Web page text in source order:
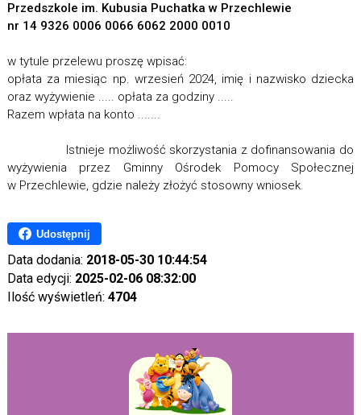
Przedszkole im. Kubusia Puchatka w Przechlewie
nr 14 9326 0006 0066 6062 2000 0010
w tytule przelewu proszę wpisać:
opłata za miesiąc np. wrzesień 2024, imię i nazwisko dziecka
oraz wyżywienie ..... opłata za godziny .....
Razem wpłata na konto .......
Istnieje możliwość skorzystania z dofinansowania do
wyżywienia przez Gminny Ośrodek Pomocy Społecznej
w Przechlewie, gdzie należy złożyć stosowny wniosek.
Udostępnij
Data dodania: 2018-05-30 10:44:54
Data edycji: 2025-02-06 08:32:00
Ilość wyświetleń: 4704